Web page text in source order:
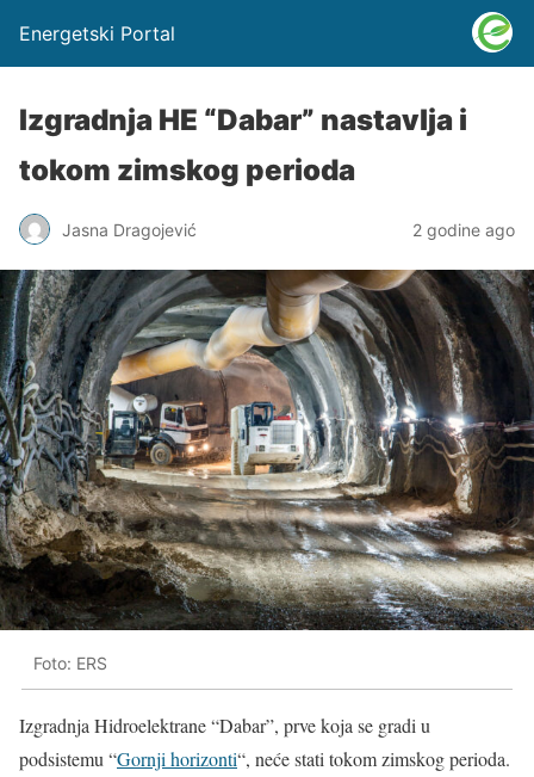
Energetski Portal
Izgradnja HE “Dabar” nastavlja i
tokom zimskog perioda
Jasna Dragojević 2 godine ago
Foto: ERS
Izgradnja Hidroelektrane “Dabar”, prve koja se gradi u
podsistemu “Gornji horizonti“, neće stati tokom zimskog perioda.